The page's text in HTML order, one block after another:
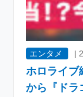
エンタメ |
ホロライブ
から『ドラ